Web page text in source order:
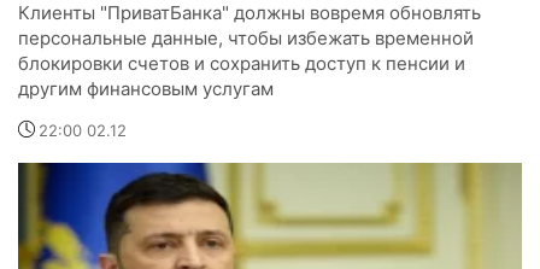
Клиенты "ПриватБанка" должны вовремя обновлять
персональные данные, чтобы избежать временной
блокировки счетов и сохранить доступ к пенсии и
другим финансовым услугам
22:00 02.12